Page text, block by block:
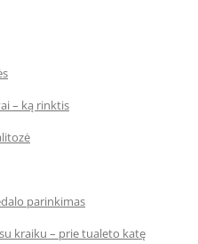
– ką rinktis
parinkimas
kraiku – prie tualeto katę